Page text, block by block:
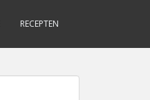
RECEPTEN